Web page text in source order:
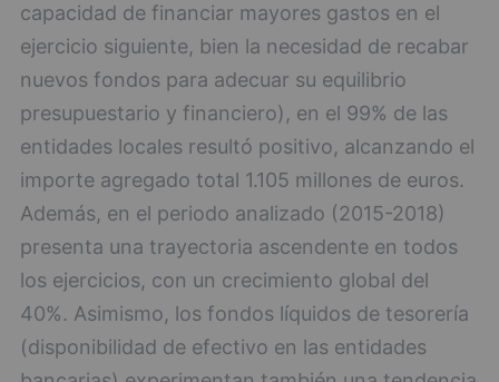
capacidad de financiar mayores gastos en el
ejercicio siguiente, bien la necesidad de recabar
nuevos fondos para adecuar su equilibrio
presupuestario y financiero), en el 99% de las
entidades locales resultó positivo, alcanzando el
importe agregado total 1.105 millones de euros.
Además, en el periodo analizado (2015-2018)
presenta una trayectoria ascendente en todos
los ejercicios, con un crecimiento global del
40%. Asimismo, los fondos líquidos de tesorería
(disponibilidad de efectivo en las entidades